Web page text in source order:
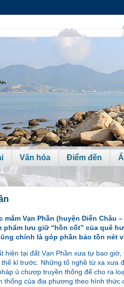
Văn hóa Điểm đến
Vạn Phần (huyện Diễn Châu
phẩm lưu giữ “hồn cốt” của quê
chính là góp phần bảo tồn nét
hiện tại đất Vạn Phần xưa tự bao
kỉ trước. Những tổ nghề từ xa xưa
ủ chượp truyền thống để cho ra
của địa phương theo hình thức